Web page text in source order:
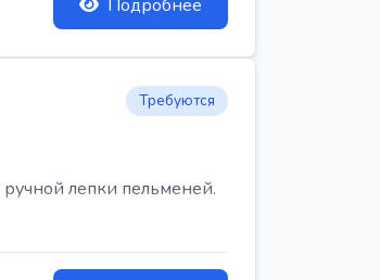
Подробнее
Требуются
лепки пельменей.